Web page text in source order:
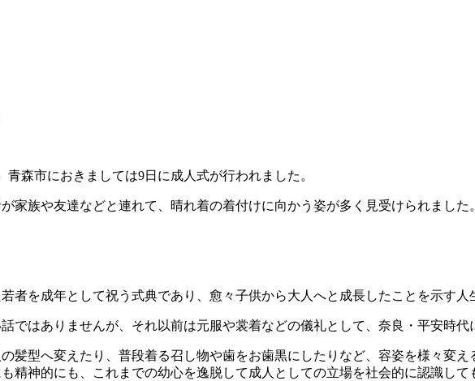
森市におきましては9日に成人式が行われました。
家族や友達などと連れて、晴れ着の着付けに向かう姿が多く見受けられました。
者を成年として祝う式典であり、愈々子供から大人へと成長したことを示す人
ではありませんが、それ以前は元服や裳着などの儀礼として、奈良・平安時代
髪型へ変えたり、普段着る召し物や歯をお歯黒にしたりなど、容姿を様々変
精神的にも、これまでの幼心を逸脱して成人としての立場を社会的に認識し